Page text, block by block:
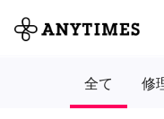
全て 修